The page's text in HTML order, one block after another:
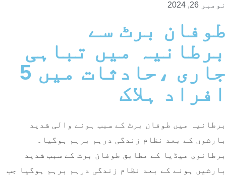
نومبر 26, 2024
طوفان برٹ سے
برطانیہ میں تباہی
جاری ،حادثات میں 5
افراد ہلاک
برطانیہ میں طوفان برٹ کے سبب ہونے والی شدید
بارشوں کے بعد نظام زندگی درہم برہم ہوگیا۔
برطانوی میڈیا کے مطابق طوفان برٹ کے سبب شدید
بارشیں ہونے کے بعد نظام زندگی درہم برہم ہوگیا جب